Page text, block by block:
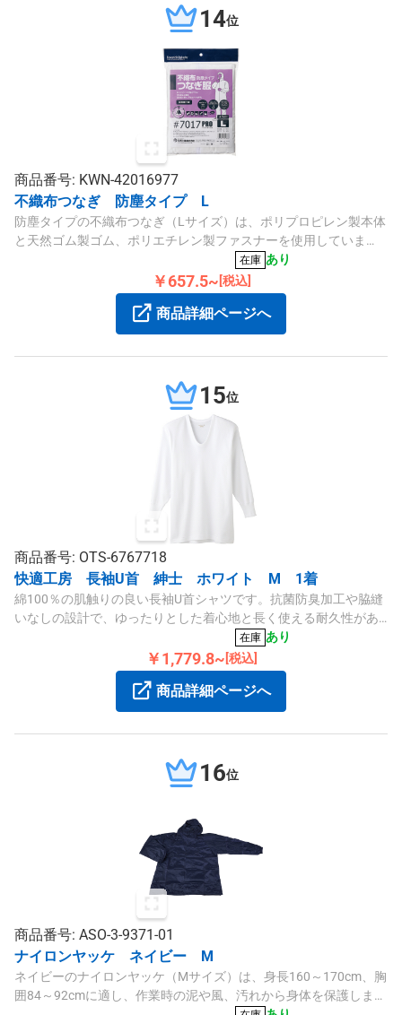
14位
商品番号: KWN-42016977
不織布つなぎ 防塵タイプ L
防塵タイプの不織布つなぎ（Lサイズ）は、ポリプロピレン製本体
と天然ゴム製ゴム、ポリエチレン製ファスナーを使用していま
す。適応身長は170〜180cmで、清掃・除草作業に適したホワイ
在庫 あり
￥657.5~ [税込]
商品詳細ページへ
15位
商品番号: OTS-6767718
快適工房 長袖U首 紳士 ホワイト M 1着
綿100％の肌触りの良い長袖U首シャツです。抗菌防臭加工や脇縫
いなしの設計で、ゆったりとした着心地と長く使える耐久性があ
在庫 あり
￥1,779.8~ [税込]
商品詳細ページへ
16位
商品番号: ASO-3-9371-01
ナイロンヤッケ ネイビー M
ネイビーのナイロンヤッケ（Mサイズ）は、身長160～170cm、胸
囲84～92cmに適し、作業時の泥や風、汚れから身体を保護しま